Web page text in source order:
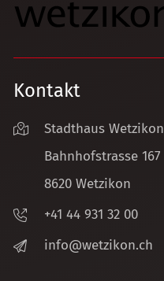
Kontakt
Stadthaus Wetzikon
Bahnhofstrasse 167
8620 Wetzikon
+41 44 931 32 00
nf
w tz k n ch